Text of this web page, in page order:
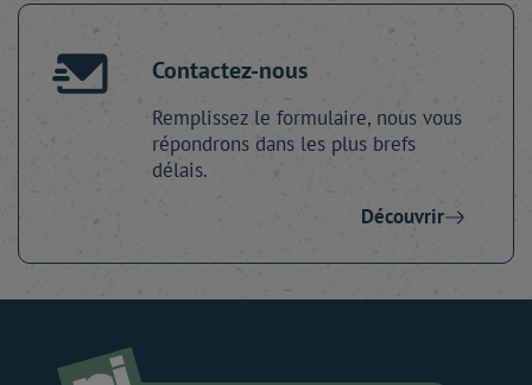
Contactez-nous
Remplissez le formulaire, nous vous
répondrons dans les plus brefs
délais.
Découvrir